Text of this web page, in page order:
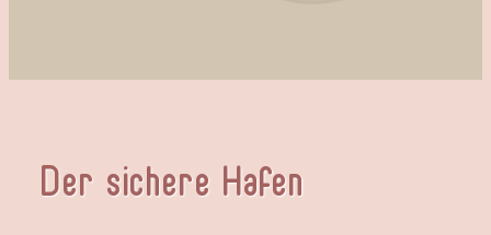
Der sichere Hafen